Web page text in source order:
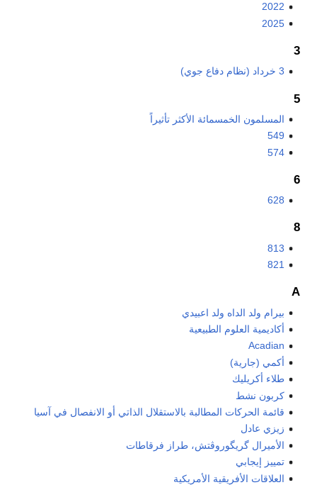
2022
2025
3
3 خرداد (نظام دفاع جوي)
5
المسلمون الخمسمائة الأكثر تأثيراً
549
574
6
628
8
813
821
A
بيرام ولد الداه ولد اعبيدي
أكاديمية العلوم الطبيعية
Acadian
أكمي (جارية)
طلاء أكريليك
كربون نشط
قائمة الحركات المطالبة بالاستقلال الذاتي أو الانفصال في آسيا
زيزي عادل
الأميرال گريگوروڤتش، طراز فرقاطات
تمييز إيجابي
العلاقات الأفريقية الأمريكية